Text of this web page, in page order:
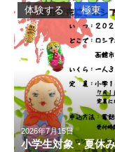
2026年7月15日
小学生対象・夏休
体験する 極東